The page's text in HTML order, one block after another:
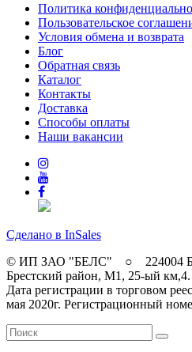
Политика
Пользовательское
Условия обмена и возврата
Блог
Обратная связь
Каталог
Контакты
Доставка
Способы оплаты
Наши вакансии
Сделано в InSales
© ИП ЗАО "БЕЛС" ○ 224004
Брестский район, M1, 25-ый
Дата регистрации в торговом
мая 2020г. Регистрационный